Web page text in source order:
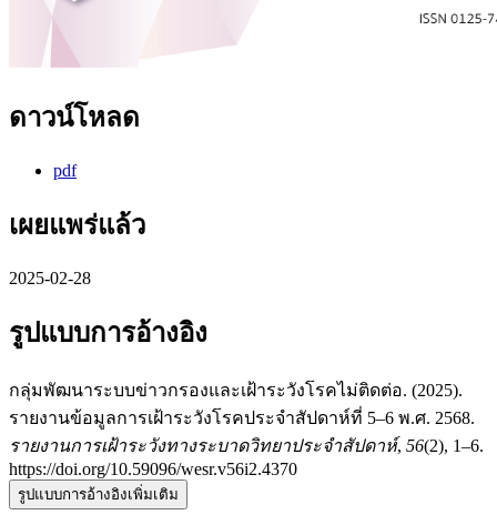
ดาวน์โหลด
pdf
เผยแพร่แล้ว
2025-02-28
รูปแบบการอ้างอิง
กลุ่มพัฒนาระบบข่าวกรองและเฝ้าระวังโรคไม่ติดต่อ. (2025).
รายงานข้อมูลการเฝ้าระวังโรคประจำสัปดาห์ที่ 5–6 พ.ศ. 2568.
รายงานการเฝ้าระวังทางระบาดวิทยาประจำสัปดาห์, 56(2), 1–6.
https://doi.org/10.59096/wesr.v56i2.4370
รูปแบบการอ้างอิงเพิ่มเติม